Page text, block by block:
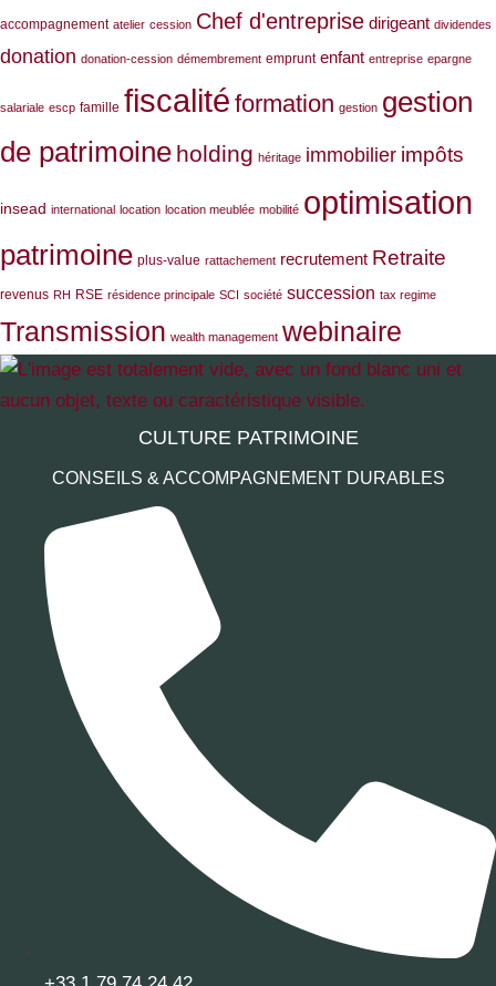
accompagnement atelier cession Chef d'entreprise dirigeant dividendes
donation donation-cession démembrement emprunt enfant entreprise epargne
salariale escp famille fiscalité formation gestion gestion
de patrimoine holding héritage immobilier impôts
insead international location location meublée mobilité optimisation
patrimoine plus-value rattachement recrutement Retraite
revenus RH RSE résidence principale SCI société succession tax regime
Transmission wealth management webinaire
CULTURE PATRIMOINE
CONSEILS & ACCOMPAGNEMENT DURABLES